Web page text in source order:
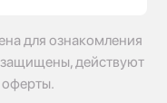
для ознакомления
защищены, действуют